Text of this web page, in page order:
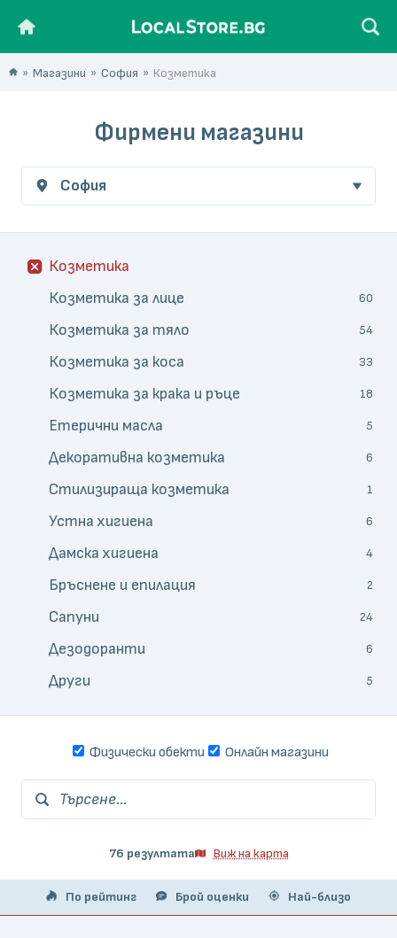
Магазини София Козметика
Фирмени магазини
София
Козметика
Козметика за лице
60
Козметика за тяло 54
Козметика за коса 33
Козметика за крака и ръце 18
Етерични масла 5
Декоративна козметика 6
Стилизираща козметика 1
Устна хигиена 6
Дамска хигиена 4
Бръснене и епилация 2
Сапуни 24
Дезодоранти 6
Други 5
Физически обекти Онлайн магазини
Търсене...
76 резултата Виж на карта
По рейтинг Брой оценки Най-близо